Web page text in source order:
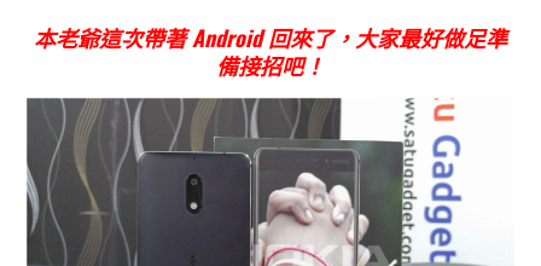
本老爺這次帶著 Android 回來了，大家最好做足準
備接招吧！